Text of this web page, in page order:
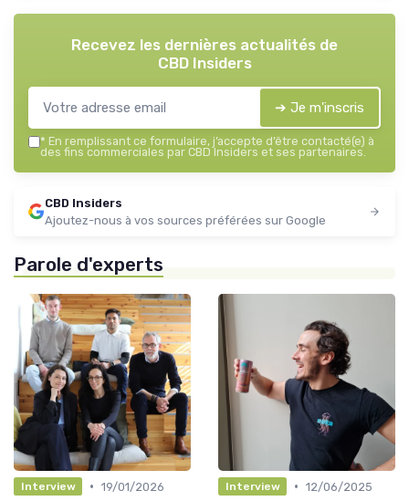
Recevez les dernières actualités de
CBD Insiders
➔ Je m'inscris
* En remplissant ce formulaire, j’accepte d’être contacté(e) à
des fins commerciales par CBD Insiders et ses partenaires.
CBD Insiders
Ajoutez-nous à vos sources préférées sur Google
Parole d'experts
Interview • 19/01/2026
Interview • 12/06/2025